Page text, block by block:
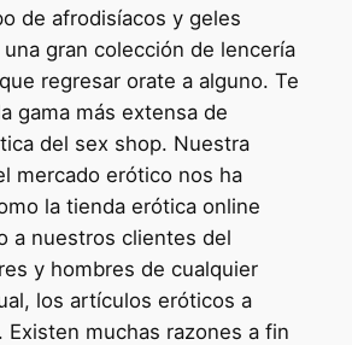
de afrodisíacos y geles
gran colección de lencería
regresar orate a alguno. Te
gama más extensa de
del sex shop. Nuestra
mercado erótico nos ha
la tienda erótica online
a nuestros clientes del
y hombres de cualquier
los artículos eróticos a
Existen muchas razones a fin